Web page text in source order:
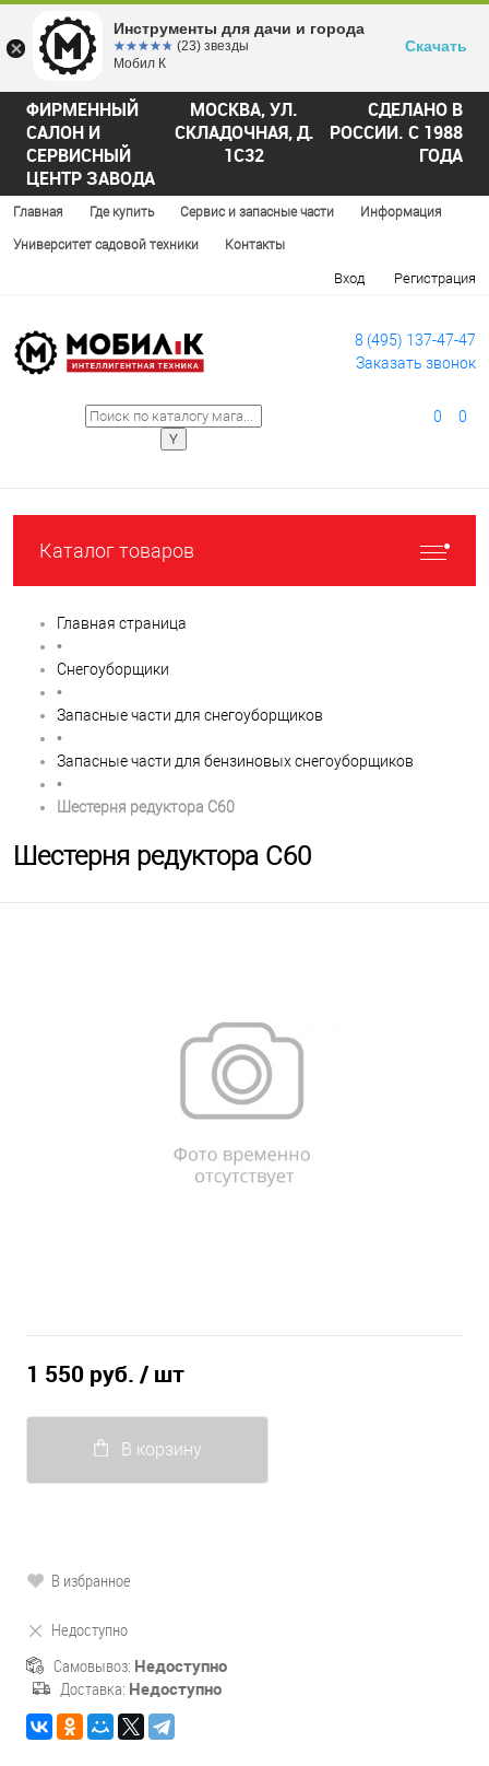
ФИРМЕННЫЙ
САЛОН И
СЕРВИСНЫЙ
ЦЕНТР ЗАВОДА
МОСКВА, УЛ.
СКЛАДОЧНАЯ, Д.
1С32
СДЕЛАНО В
РОССИИ. С 1988
ГОДА
Главная Где купить Сервис и запасные части Информация
Университет садовой техники Контакты
Вход Регистрация
8 (495) 137-47-47
Заказать звонок
0 0
Каталог товаров
Главная страница
•
Снегоуборщики
•
Запасные части для снегоуборщиков
•
Запасные части для бензиновых снегоуборщиков
•
Шестерня редуктора C60
Шестерня редуктора C60
1 550 руб. / шт
В корзину
В избранное
Недоступно
Самовывоз: Недоступно
Доставка: Недоступно
Инструменты для дачи и города
☆☆☆☆☆
★★★★★ (23) звезды
Мобил К
Скачать